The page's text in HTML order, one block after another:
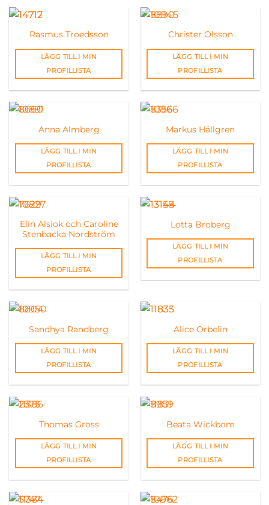
Rasmus Troedsson
LÄGG TILL I MIN
PROFILLISTA
Christer Olsson
LÄGG TILL I MIN
PROFILLISTA
Anna Almberg
LÄGG TILL I MIN
PROFILLISTA
Markus Hällgren
LÄGG TILL I MIN
PROFILLISTA
Elin Alsiok och Caroline
Stenbacka Nordström
LÄGG TILL I MIN
PROFILLISTA
Lotta Broberg
LÄGG TILL I MIN
PROFILLISTA
Sandhya Randberg
LÄGG TILL I MIN
PROFILLISTA
Alice Orbelin
LÄGG TILL I MIN
PROFILLISTA
Thomas Gross
LÄGG TILL I MIN
PROFILLISTA
Beata Wickbom
LÄGG TILL I MIN
PROFILLISTA